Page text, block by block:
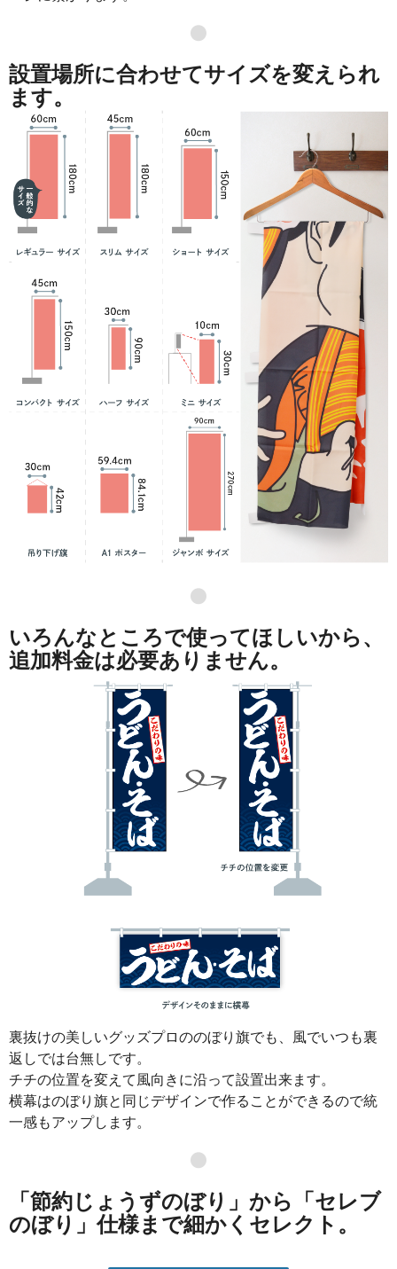
50 868 43400
●
設置場所に合わせてサイズを変えられ
ます。
●
いろんなところで使ってほしいから、
追加料金は必要ありません。
裏抜けの美しいグッズプロののぼり旗でも、風でいつも裏
返しでは台無しです。
チチの位置を変えて風向きに沿って設置出来ます。
横幕はのぼり旗と同じデザインで作ることができるので統
一感もアップします。
●
「節約じょうずのぼり」から「セレブ
のぼり」仕様まで細かくセレクト。